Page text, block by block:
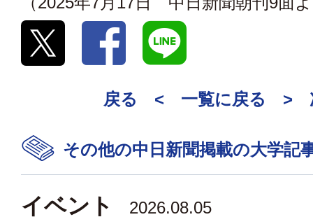
戻る < 一覧に戻る >
その他の中日新聞掲載の大学記
イベント
2026.08.05